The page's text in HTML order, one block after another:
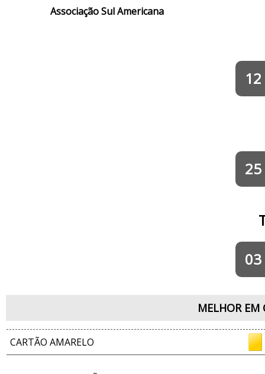
Associação Sul Americana
12
25
03
MELHOR
CARTÃO AMARELO